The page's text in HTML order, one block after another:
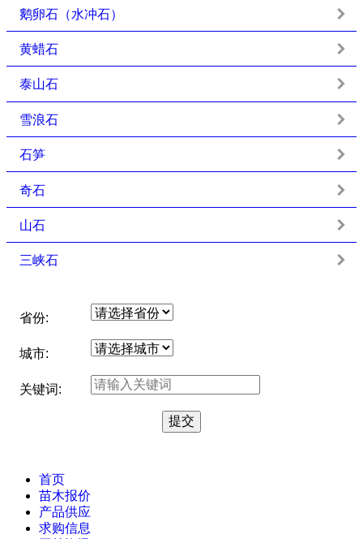
鹅卵石（水冲石）
黄蜡石
泰山石
雪浪石
石笋
奇石
山石
三峡石
省份:
城市:
关键词:
首页
苗木报价
产品供应
求购信息